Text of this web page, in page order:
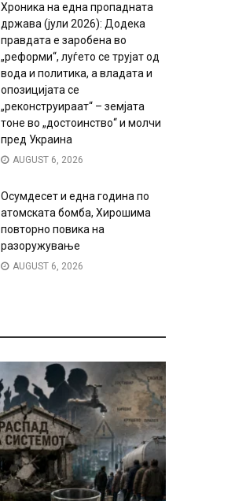
Хроника на една пропадната
држава (јули 2026): Додека
правдата е заробена во
„реформи“, луѓето се трујат од
вода и политика, а владата и
опозицијата се
„реконструираат“ – земјата
тоне во „достоинство“ и молчи
пред Украина
AUGUST 6, 2026
Осумдесет и една година по
атомската бомба, Хирошима
повторно повика на
разоружување
AUGUST 6, 2026